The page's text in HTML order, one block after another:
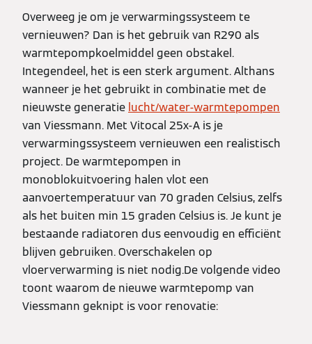
Overweeg je om je verwarmingssysteem te
vernieuwen? Dan is het gebruik van R290 als
warmtepompkoelmiddel geen obstakel.
Integendeel, het is een sterk argument. Althans
wanneer je het gebruikt in combinatie met de
nieuwste generatie lucht/water-warmtepompen
van Viessmann. Met Vitocal 25x-A is je
verwarmingssysteem vernieuwen een realistisch
project. De warmtepompen in
monoblokuitvoering halen vlot een
aanvoertemperatuur van 70 graden Celsius, zelfs
als het buiten min 15 graden Celsius is. Je kunt je
bestaande radiatoren dus eenvoudig en efficiënt
blijven gebruiken. Overschakelen op
vloerverwarming is niet nodig.De volgende video
toont waarom de nieuwe warmtepomp van
Viessmann geknipt is voor renovatie: